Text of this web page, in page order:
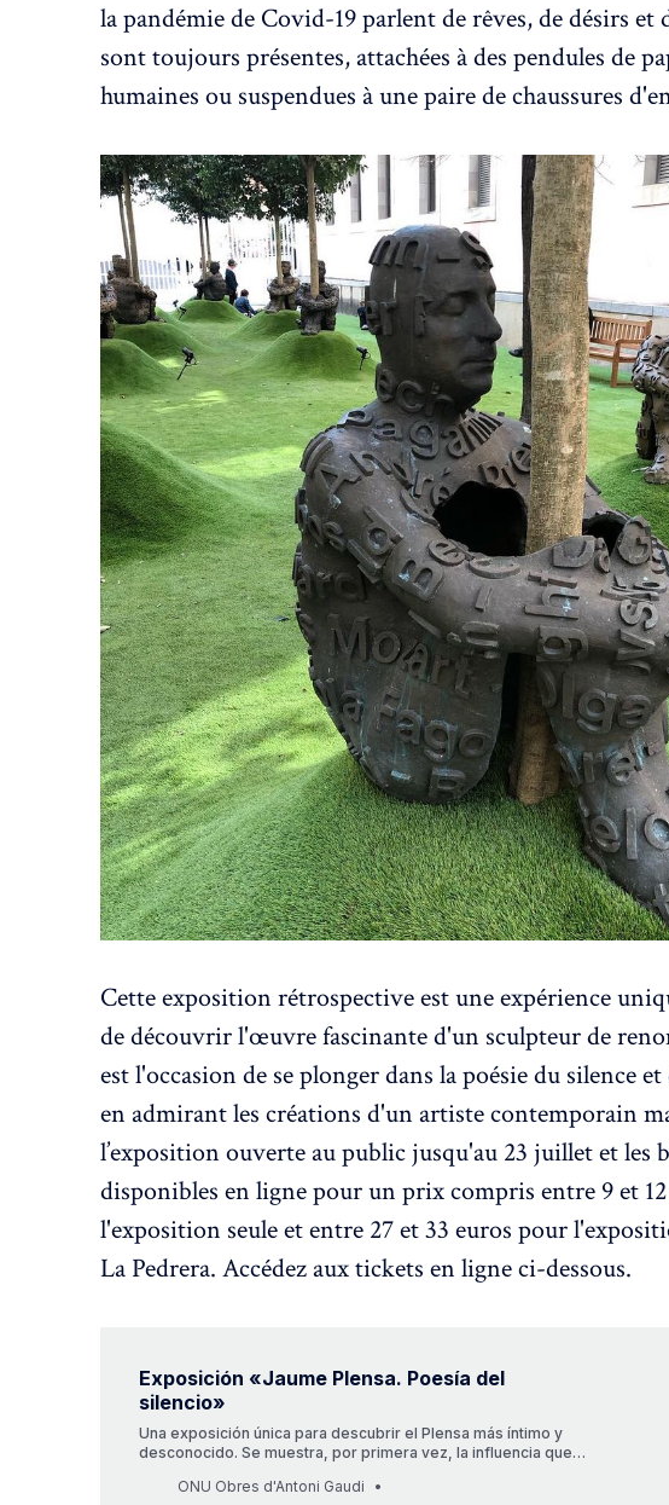
la pandémie de Covid-19 parlent de rêves, de désirs et
sont toujours présentes, attachées à des pendules de
humaines ou suspendues à une paire de chaussures
Cette exposition rétrospective est une expérience
de découvrir l'œuvre fascinante d'un sculpteur de
est l'occasion de se plonger dans la poésie du silence
en admirant les créations d'un artiste contemporain
l’exposition ouverte au public jusqu'au 23 juillet et les
disponibles en ligne pour un prix compris entre 9 et
l'exposition seule et entre 27 et 33 euros pour
La Pedrera. Accédez aux tickets en ligne ci-dessous.
Exposición «Jaume Plensa. Poesía del
silencio»
Una exposición única para descubrir el Plensa más íntimo y
desconocido. Se muestra, por primera vez, la influencia que
ONU Obres d'Antoni Gaudi